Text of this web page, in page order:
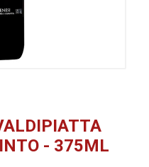
- 375ML